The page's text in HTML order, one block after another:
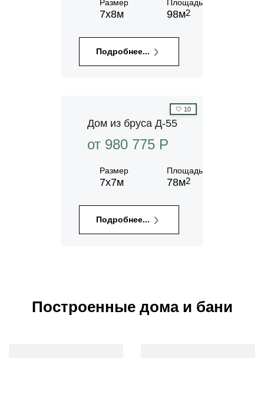
Размер
7х8м
Площадь
98м2
Подробнее...
🤍 10
Дом из бруса Д-55
от 980 775 P
Размер
7х7м
Площадь
78м2
Подробнее...
Построенные дома и бани